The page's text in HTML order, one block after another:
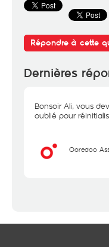
Répondre à cette
Dernières
Bonsoir Ali, vous
oublié pour
Ooredoo